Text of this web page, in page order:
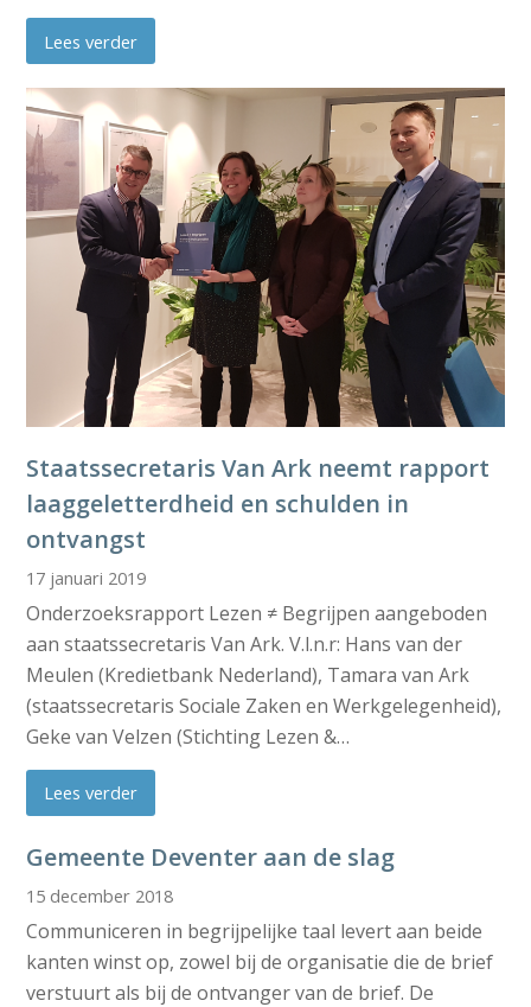
Lees verder
Staatssecretaris Van Ark neemt rapport
laaggeletterdheid en schulden in
ontvangst
17 januari 2019
Onderzoeksrapport Lezen ≠ Begrijpen aangeboden
aan staatssecretaris Van Ark. V.l.n.r: Hans van der
Meulen (Kredietbank Nederland), Tamara van Ark
(staatssecretaris Sociale Zaken en Werkgelegenheid),
Geke van Velzen (Stichting Lezen &…
Lees verder
Gemeente Deventer aan de slag
15 december 2018
Communiceren in begrijpelijke taal levert aan beide
kanten winst op, zowel bij de organisatie die de brief
verstuurt als bij de ontvanger van de brief. De